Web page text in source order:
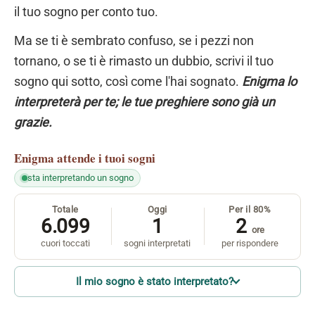
il tuo sogno per conto tuo.
Ma se ti è sembrato confuso, se i pezzi non
tornano, o se ti è rimasto un dubbio, scrivi il tuo
sogno qui sotto, così come l'hai sognato. Enigma lo
interpreterà per te; le tue preghiere sono già un
grazie.
Enigma attende i tuoi sogni
sta interpretando un sogno
Totale
6.099
cuori toccati
Oggi
1
sogni interpretati
Per il 80%
2 ore
per rispondere
Il mio sogno è stato interpretato?